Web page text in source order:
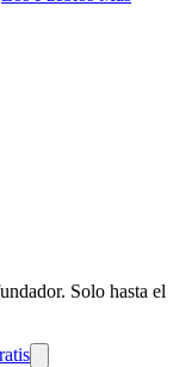
Solo hasta el